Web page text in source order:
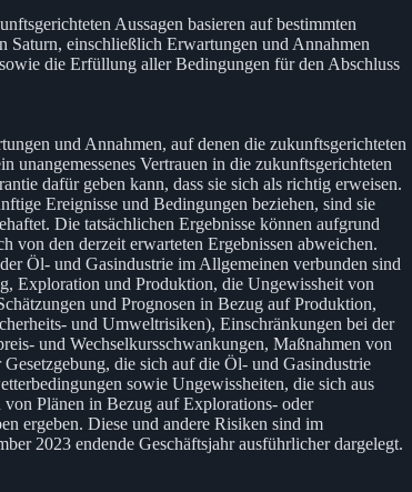
Aussagen basieren auf bestimmten
Saturn, einschließlich Erwartungen und Annahmen
die Erfüllung aller Bedingungen für den Abschluss
und Annahmen, auf denen die zukunftsgerichteten
unangemessenes Vertrauen in die zukunftsgerichteten
dafür geben kann, dass sie sich als richtig erweisen.
Ereignisse und Bedingungen beziehen, sind sie
Die tatsächlichen Ergebnisse können aufgrund
von den derzeit erwarteten Ergebnissen abweichen.
Öl- und Gasindustrie im Allgemeinen verbunden sind
Exploration und Produktion, die Ungewissheit von
und Prognosen in Bezug auf Produktion,
und Umweltrisiken), Einschränkungen bei der
und Wechselkursschwankungen, Maßnahmen von
die sich auf die Öl- und Gasindustrie
sowie Ungewissheiten, die sich aus
Plänen in Bezug auf Explorations- oder
ergeben. Diese und andere Risiken sind im
2023 endende Geschäftsjahr ausführlicher dargelegt.